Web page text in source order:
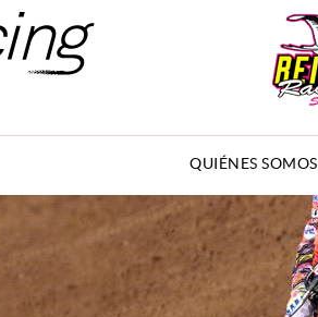
QUIÉNES SOMOS